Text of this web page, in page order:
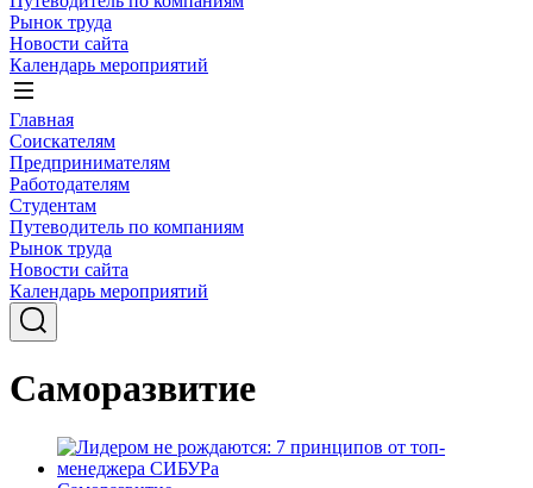
Рынок труда
Новости сайта
Календарь мероприятий
Главная
Соискателям
Предпринимателям
Работодателям
Студентам
Путеводитель по компаниям
Рынок труда
Новости сайта
Календарь мероприятий
Саморазвитие